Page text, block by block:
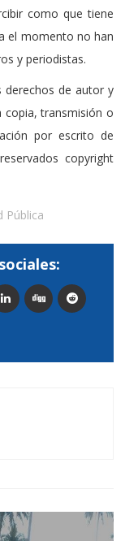
como que tiene
el momento no han
y periodistas.
derechos de autor y
copia, transmisión o
por escrito de
copyright
Pública